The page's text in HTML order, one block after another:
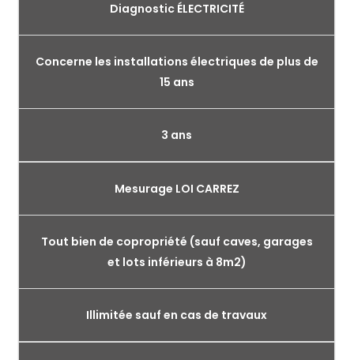
Diagnostic ÉLECTRICITÉ
Concerne les installations électriques de plus de
15 ans
3 ans
Mesurage LOI CARREZ
Tout bien de copropriété (sauf caves, garages
et lots inférieurs à 8m2)
Illimitée sauf en cas de travaux